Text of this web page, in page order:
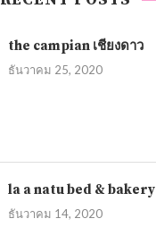
the campian เชียงดาว
ธันวาคม 25, 2020
la a natu bed & bakery
ธันวาคม 14, 2020